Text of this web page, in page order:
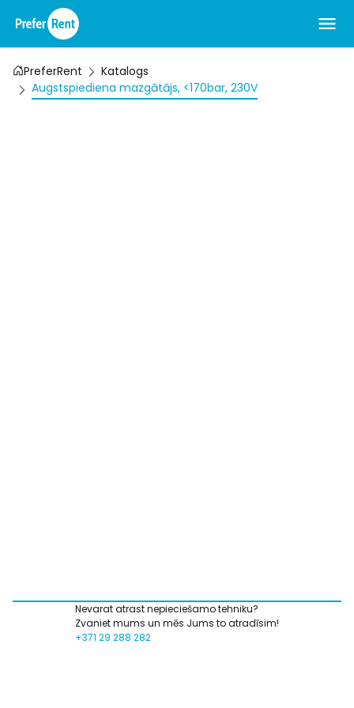
PreferRent
Katalogs
Augstspiediena mazgātājs, <170bar, 230V
Nevarat atrast nepieciešamo tehniku?
Zvaniet mums un mēs Jums to atradīsim!
+371 29 288 282